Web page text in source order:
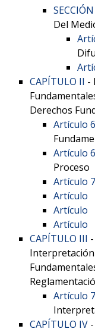
Del
CAPÍTULO II -
Derechos
Artículo
Artículo
Proceso
Artículo
Artículo
Artículo
Artículo
CAPÍTULO III
Interpretación
Artículo
CAPÍTULO IV